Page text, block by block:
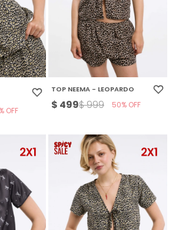
TOP NEEMA - LEOPARDO
$ 499$999 50